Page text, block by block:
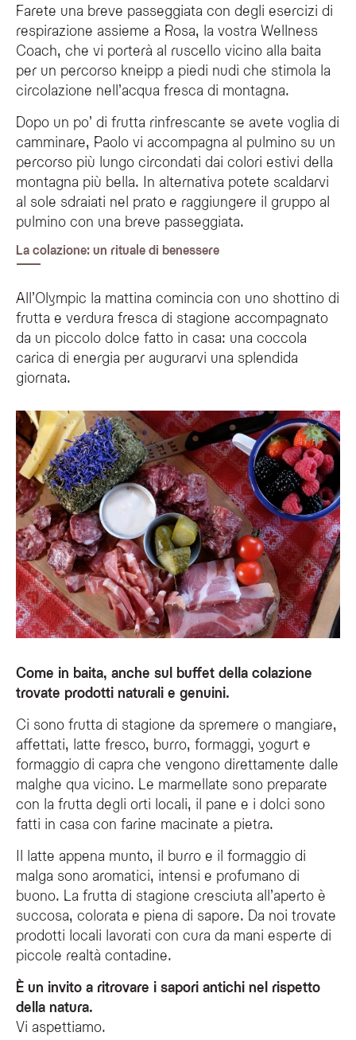
Farete una breve passeggiata con degli esercizi di
respirazione assieme a Rosa, la vostra Wellness
Coach, che vi porterà al ruscello vicino alla baita
per un percorso kneipp a piedi nudi che stimola la
circolazione nell’acqua fresca di montagna.
Dopo un po’ di frutta rinfrescante se avete voglia di
camminare, Paolo vi accompagna al pulmino su un
percorso più lungo circondati dai colori estivi della
montagna più bella. In alternativa potete scaldarvi
al sole sdraiati nel prato e raggiungere il gruppo al
pulmino con una breve passeggiata.
La colazione: un rituale di benessere
All’Olympic la mattina comincia con uno shottino di
frutta e verdura fresca di stagione accompagnato
da un piccolo dolce fatto in casa: una coccola
carica di energia per augurarvi una splendida
giornata.
Come in baita, anche sul buffet della colazione
trovate prodotti naturali e genuini.
Ci sono frutta di stagione da spremere o mangiare,
affettati, latte fresco, burro, formaggi, yogurt e
formaggio di capra che vengono direttamente dalle
malghe qua vicino. Le marmellate sono preparate
con la frutta degli orti locali, il pane e i dolci sono
fatti in casa con farine macinate a pietra.
Il latte appena munto, il burro e il formaggio di
malga sono aromatici, intensi e profumano di
buono. La frutta di stagione cresciuta all’aperto è
succosa, colorata e piena di sapore. Da noi trovate
prodotti locali lavorati con cura da mani esperte di
piccole realtà contadine.
È un invito a ritrovare i sapori antichi nel rispetto
della natura.
Vi aspettiamo.